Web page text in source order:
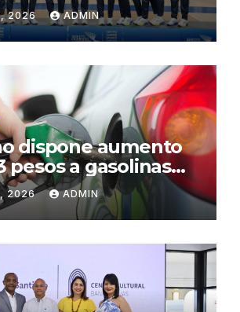
2026 ADMIN
dispone aumento
pesos a gasolinas
y regular
2026 ADMIN